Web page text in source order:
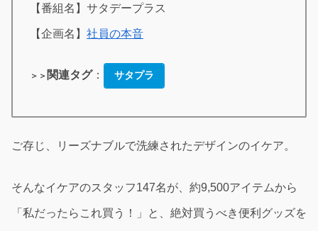
【番組名】サタデープラス
【企画名】 社員の本音
＞＞ 関連タグ： サタプラ
ご存じ、リーズナブルで洗練されたデザインのイケア。
そんなイケアのスタッフ147名が、約9,500アイテムから
「私だったらこれ買う！」と、絶対買うべき便利グッズを